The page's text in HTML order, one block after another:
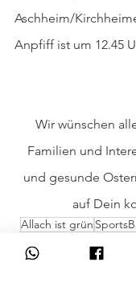
Aschheim/
Anpfiff ist um 12.45
Wir wünschen
Familien und
und gesunde
auf Dein
Allach ist grün
Allgemein